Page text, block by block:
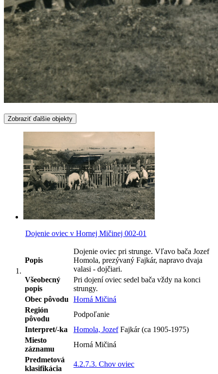
Zobraziť ďalšie objekty
Dojenie oviec v Hornej Mičinej 002-01
Popis
Dojenie oviec pri strunge. Vľavo bača Jozef
Homola, prezývaný Fajkár, napravo dvaja
valasi - dojčiari.
Všeobecný
popis
Pri dojení oviec sedel bača vždy na konci
strungy.
Obec pôvodu
Horná Mičiná
Región
pôvodu
Podpoľanie
Interpret/-ka
Homola, JozefFajkár (ca 1905-1975)
Miesto
záznamu
Horná Mičiná
Predmetová
klasifikácia
4.2.7.3. Chov oviec